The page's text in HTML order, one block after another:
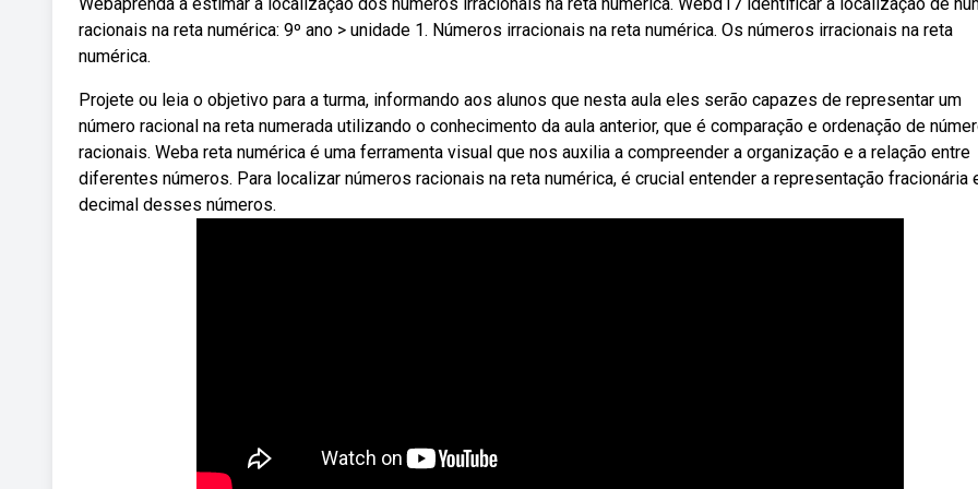
racionais na reta numérica: 9º ano > unidade 1. Números irracionais na reta numérica. Os números irracionais na reta
numérica.
Projete ou leia o objetivo para a turma, informando aos alunos que nesta aula eles serão capazes de representar um
número racional na reta numerada utilizando o conhecimento da aula anterior, que é comparação e ordenação de
racionais. Weba reta numérica é uma ferramenta visual que nos auxilia a compreender a organização e a relação entre
diferentes números. Para localizar números racionais na reta numérica, é crucial entender a representação fracionária
decimal desses números.